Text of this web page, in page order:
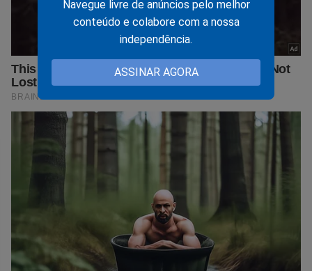
Navegue livre de anúncios pelo melhor
conteúdo e colabore com a nossa
independência.
ASSINAR AGORA